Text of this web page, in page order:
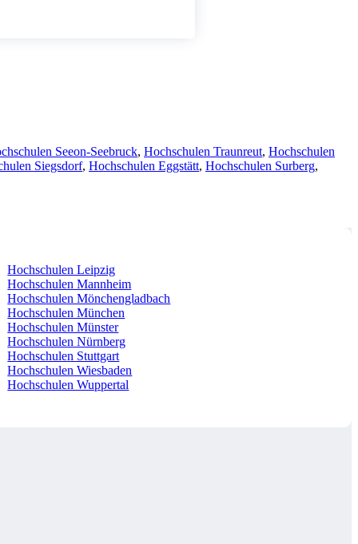
Seeon-Seebruck, Hochschulen Traunreut, Hochschulen
Siegsdorf, Hochschulen Eggstätt, Hochschulen Surberg,
Hochschulen Leipzig
Hochschulen Mannheim
Hochschulen Mönchengladbach
Hochschulen München
Hochschulen Münster
Hochschulen Nürnberg
Hochschulen Stuttgart
Hochschulen Wiesbaden
Hochschulen Wuppertal